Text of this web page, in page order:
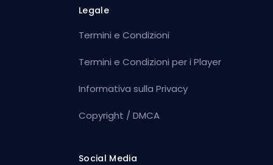
Legale
Termini e Condizioni
Termini e Condizioni per i Player
Informativa sulla Privacy
Copyright / DMCA
Social Media